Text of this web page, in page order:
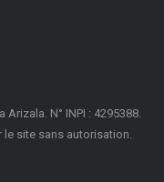
N° INPI : 4295388.
site sans autorisation.